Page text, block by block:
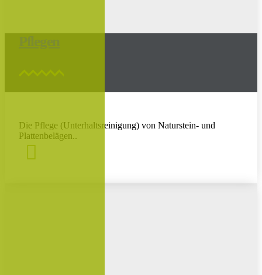
Pflegen
Die Pflege (Unterhaltsreinigung) von Naturstein- und
Plattenbelägen..